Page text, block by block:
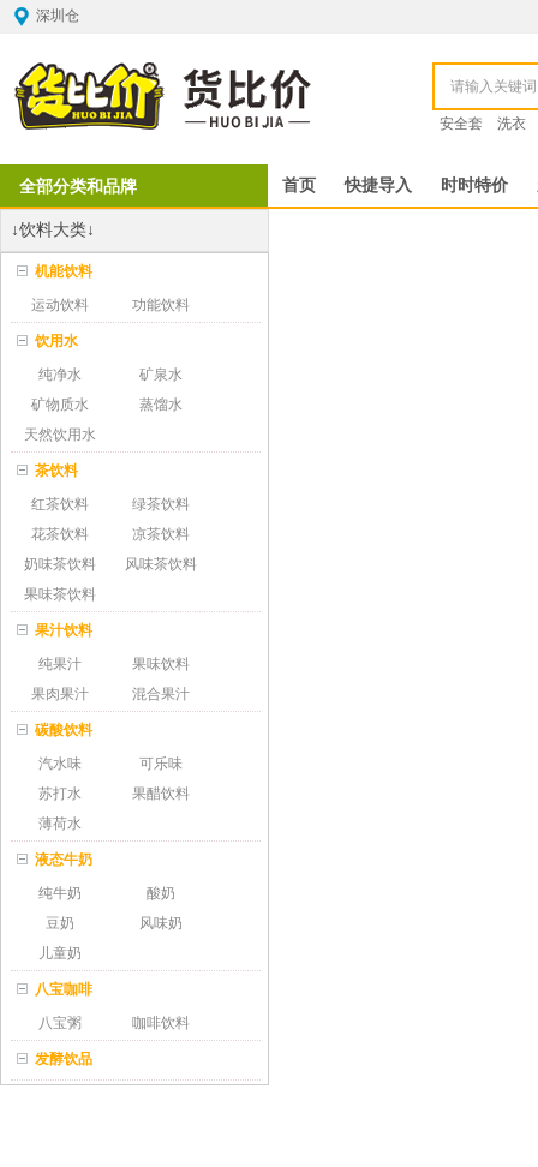
深圳仓
安全套 洗衣
全部分类和品牌 首页 快捷导入 时时特价
↓饮料大类↓
机能饮料
运动饮料
功能饮料
饮用水
纯净水
矿泉水
矿物质水
蒸馏水
天然饮用水
茶饮料
红茶饮料
绿茶饮料
花茶饮料
凉茶饮料
奶味茶饮料
风味茶饮料
果味茶饮料
果汁饮料
纯果汁
果味饮料
果肉果汁
混合果汁
碳酸饮料
汽水味
可乐味
苏打水
果醋饮料
薄荷水
液态牛奶
纯牛奶
酸奶
豆奶
风味奶
儿童奶
八宝咖啡
八宝粥
咖啡饮料
发酵饮品